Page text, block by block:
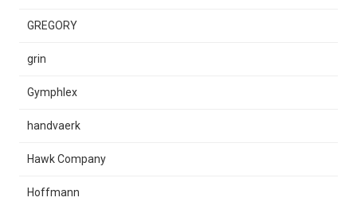
GREGORY
grin
Gymphlex
handvaerk
Hawk Company
Hoffmann